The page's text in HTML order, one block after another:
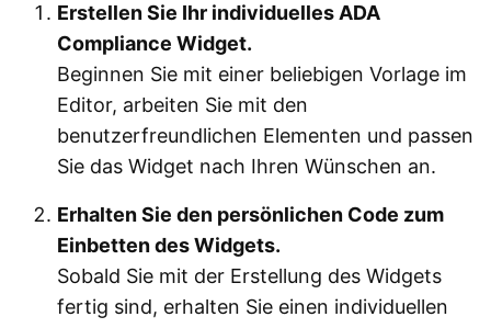
Erstellen Sie Ihr individuelles ADA
Compliance Widget.
Beginnen Sie mit einer beliebigen Vorlage im
Editor, arbeiten Sie mit den
benutzerfreundlichen Elementen und passen
Sie das Widget nach Ihren Wünschen an.
Erhalten Sie den persönlichen Code zum
Einbetten des Widgets.
Sobald Sie mit der Erstellung des Widgets
fertig sind, erhalten Sie einen individuellen